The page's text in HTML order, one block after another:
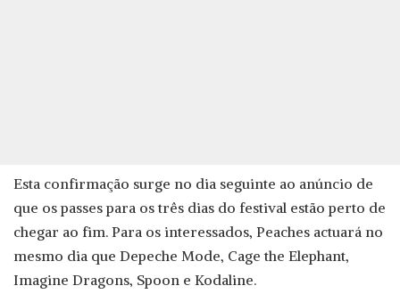
Esta confirmação surge no dia seguinte ao anúncio de
que os passes para os três dias do festival estão perto de
chegar ao fim. Para os interessados, Peaches actuará no
mesmo dia que Depeche Mode, Cage the Elephant,
Imagine Dragons, Spoon e Kodaline.